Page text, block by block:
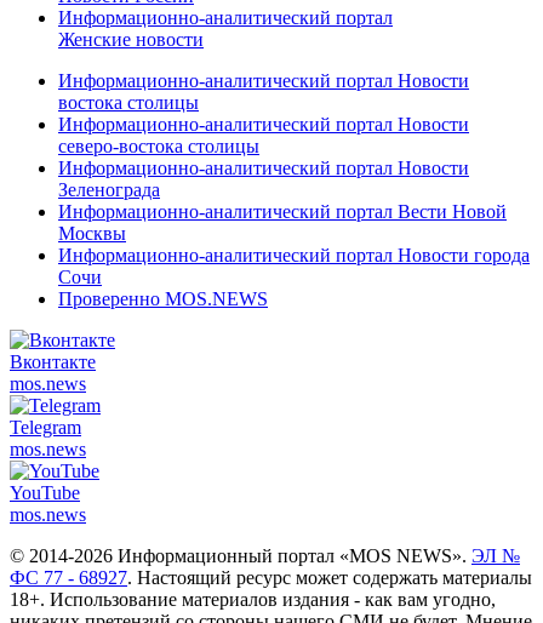
Информационно-аналитический портал
Женские новости
Информационно-аналитический портал Новости
востока столицы
Информационно-аналитический портал Новости
северо-востока столицы
Информационно-аналитический портал Новости
Зеленограда
Информационно-аналитический портал Вести Новой
Москвы
Информационно-аналитический портал Новости города
Сочи
Проверенно MOS.NEWS
Вконтакте
mos.news
Telegram
mos.news
YouTube
mos.news
© 2014-2026 Информационный портал «MOS NEWS». ЭЛ №
ФС 77 - 68927. Настоящий ресурс может содержать материалы
18+. Использование материалов издания - как вам угодно,